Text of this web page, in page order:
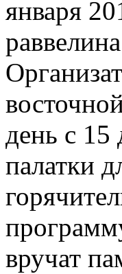
января
день с 15
палатки
вручат